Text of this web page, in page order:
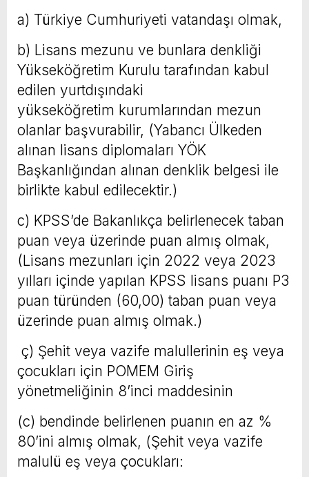
a) Türkiye Cumhuriyeti vatandaşı olmak,
b) Lisans mezunu ve bunlara denkliği
Yükseköğretim Kurulu tarafından kabul
edilen yurtdışındaki
yükseköğretim kurumlarından mezun
olanlar başvurabilir, (Yabancı Ülkeden
alınan lisans diplomaları YÖK
Başkanlığından alınan denklik belgesi ile
birlikte kabul edilecektir.)
c) KPSS’de Bakanlıkça belirlenecek taban
puan veya üzerinde puan almış olmak,
(Lisans mezunları için 2022 veya 2023
yılları içinde yapılan KPSS lisans puanı P3
puan türünden (60,00) taban puan veya
üzerinde puan almış olmak.)
ç) Şehit veya vazife malullerinin eş veya
çocukları için POMEM Giriş
yönetmeliğinin 8’inci maddesinin
(c) bendinde belirlenen puanın en az %
80’ini almış olmak, (Şehit veya vazife
malulü eş veya çocukları: